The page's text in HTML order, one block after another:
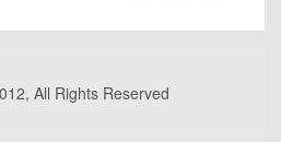
All Rights Reserved